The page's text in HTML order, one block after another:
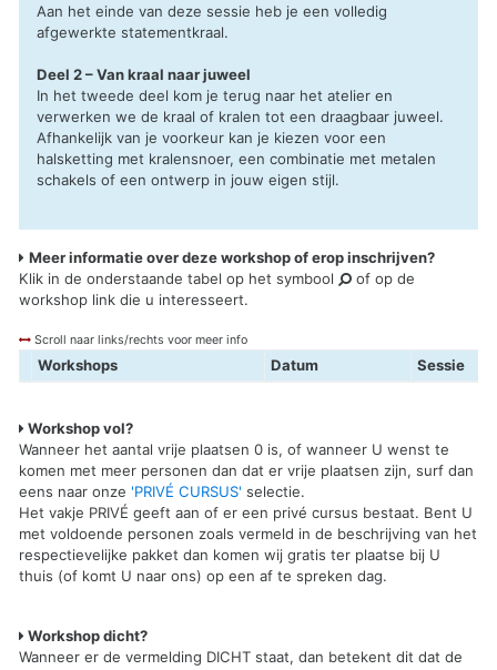
Aan het einde van deze sessie heb je een volledig
afgewerkte statementkraal.
Deel 2 – Van kraal naar juweel
In het tweede deel kom je terug naar het atelier en
verwerken we de kraal of kralen tot een draagbaar juweel.
Afhankelijk van je voorkeur kan je kiezen voor een
halsketting met kralensnoer, een combinatie met metalen
schakels of een ontwerp in jouw eigen stijl.
Meer informatie over deze workshop of erop inschrijven?
Klik in de onderstaande tabel op het symbool
of op de
workshop link die u interesseert.
Scroll naar links/rechts voor meer info
Workshops Datum Sessie
Workshop vol?
Wanneer het aantal vrije plaatsen 0 is, of wanneer U wenst te
komen met meer personen dan dat er vrije plaatsen zijn, surf dan
eens naar onze 'PRIVÉ CURSUS' selectie.
Het vakje PRIVÉ geeft aan of er een privé cursus bestaat. Bent U
met voldoende personen zoals vermeld in de beschrijving van het
respectievelijke pakket dan komen wij gratis ter plaatse bij U
thuis (of komt U naar ons) op een af te spreken dag.
Workshop dicht?
Wanneer er de vermelding DICHT staat, dan betekent dit dat de